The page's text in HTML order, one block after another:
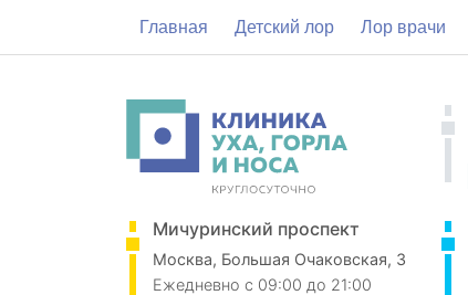
Главная Детский лор Лор врачи
Мичуринский проспект
Москва, Большая Очаковская, 3
Ежедневно c 09:00 до 21:00